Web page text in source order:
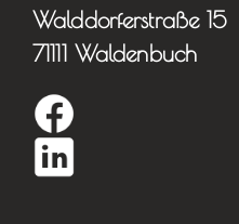
Walddorferstraße 15
71111 Waldenbuch